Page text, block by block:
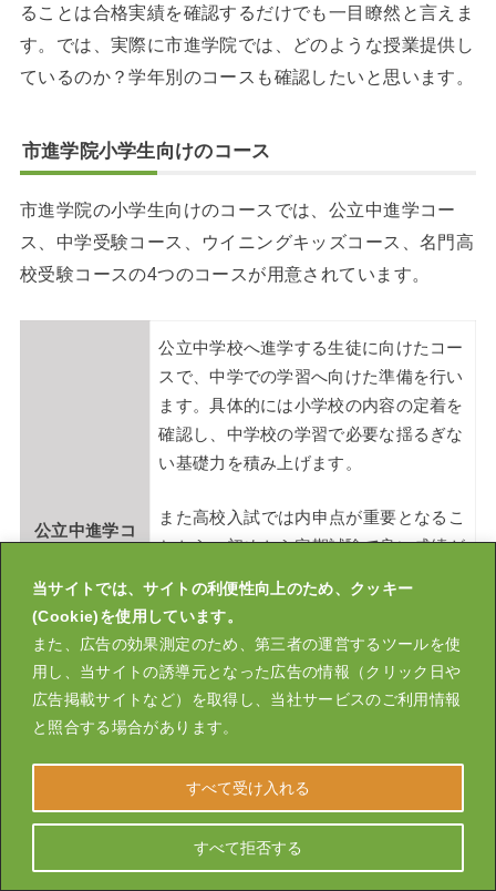
当サイトでは、サイトの利便性向上のため、クッキー
(Cookie)を使用しています。
また、広告の効果測定のため、第三者の運営するツールを使
用し、当サイトの誘導元となった広告の情報（クリック日や
広告掲載サイトなど）を取得し、当社サービスのご利用情報
と照合する場合があります。
すべて拒否する
すべて受け入れる
ることは合格実績を確認するだけでも一目瞭然と言えま
す。では、実際に市進学院では、どのような授業提供し
ているのか？学年別のコースも確認したいと思います。
市進学院小学生向けのコース
市進学院の小学生向けのコースでは、公立中進学コー
ス、中学受験コース、ウイニングキッズコース、名門高
校受験コースの4つのコースが用意されています。
公立中進学コ
公立中学校へ進学する生徒に向けたコー
スで、中学での学習へ向けた準備を行い
ます。具体的には小学校の内容の定着を
確認し、中学校の学習で必要な揺るぎな
い基礎力を積み上げます。
また高校入試では内申点が重要となるこ
とから、初めから定期試験で良い成績が
に学習を進められるよう勉強習慣の確立
を行います。
私立中学受験のための対策を行うコース
です。4年生ではパターンを暗記するこ
とをせず、思考力を養成することに重き